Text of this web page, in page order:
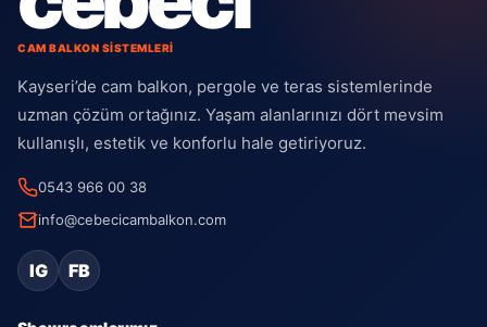
CAM BALKON SİSTEMLERİ
Kayseri’de cam balkon, pergole ve teras sistemlerinde
uzman çözüm ortağınız. Yaşam alanlarınızı dört mevsim
kullanışlı, estetik ve konforlu hale getiriyoruz.
0543 966 00 38
info@cebecicambalkon.com
IG FB